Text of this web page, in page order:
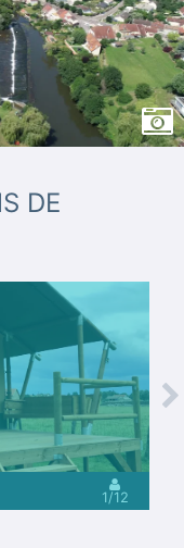
DE
1/12